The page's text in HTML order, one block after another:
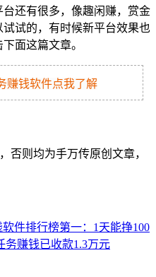
还有很多，像趣闲赚，赏金
试的，有时候新平台效果也
面这篇文章。
赚钱软件点我了解
否则均为手万传原创文章，
件排行榜第一：1天能挣100
务赚钱已收款1.3万元